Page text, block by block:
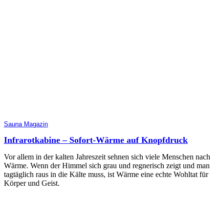
Sauna Magazin
Infrarotkabine – Sofort-Wärme auf Knopfdruck
Vor allem in der kalten Jahreszeit sehnen sich viele Menschen nach
Wärme. Wenn der Himmel sich grau und regnerisch zeigt und man
tagtäglich raus in die Kälte muss, ist Wärme eine echte Wohltat für
Körper und Geist.